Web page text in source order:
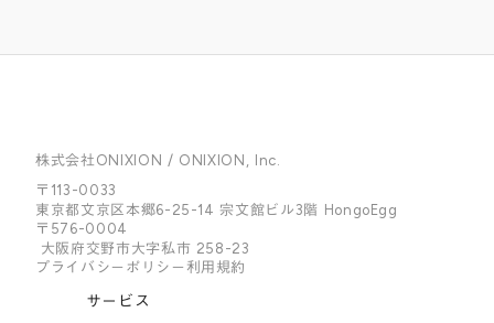
株式会社ONIXION / ONIXION, Inc.
〒113-0033
東京都文京区本郷6-25-14 宗文館ビル3階 HongoEgg
〒576-0004
大阪府交野市大字私市 258-23
プライバシーポリシー 利用規約
サービス